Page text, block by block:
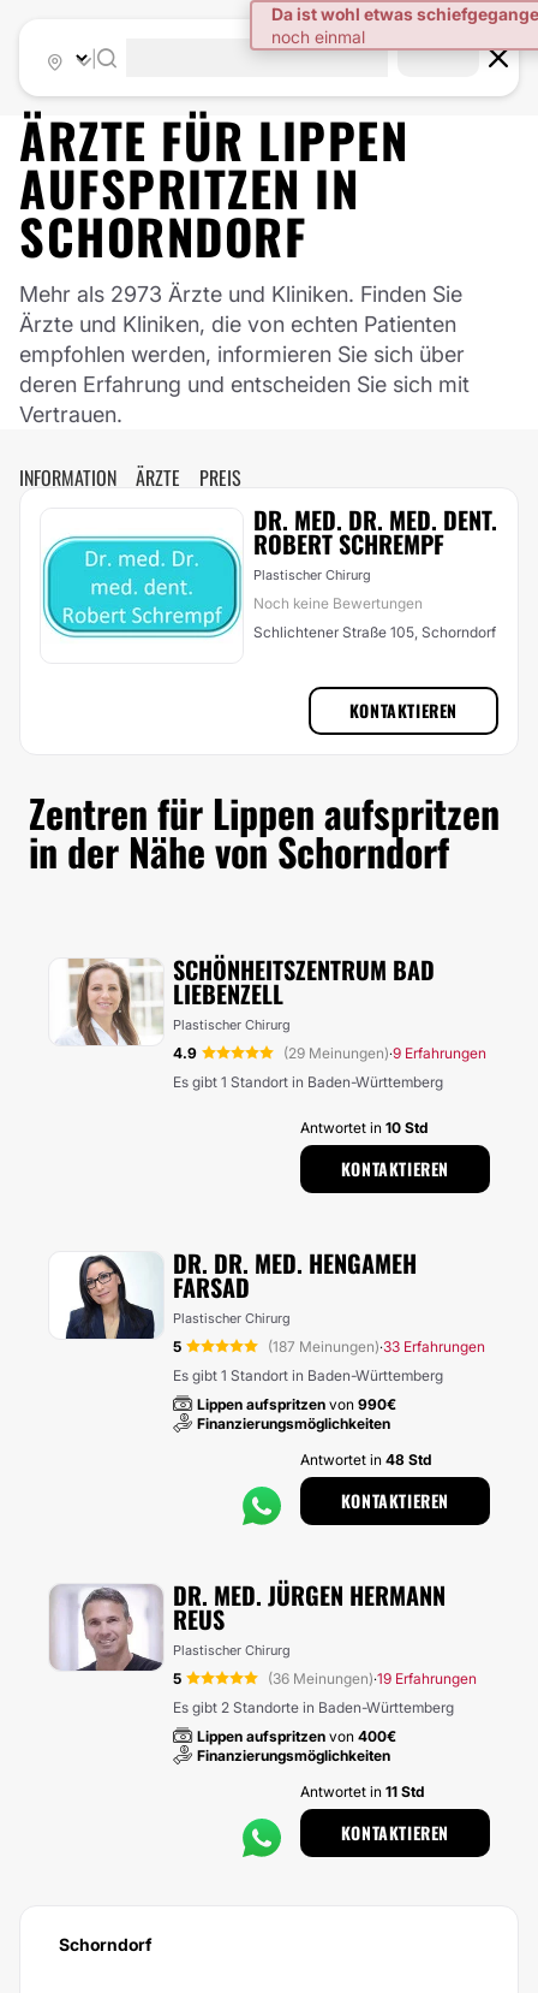
ÄRZTE FÜR LIPPEN
AUFSPRITZEN IN
SCHORNDORF
Mehr als 2973 Ärzte und Kliniken. Finden Sie
Ärzte und Kliniken, die von echten Patienten
empfohlen werden, informieren Sie sich über
deren Erfahrung und entscheiden Sie sich mit
Vertrauen.
INFORMATION ÄRZTE PREIS
DR. MED. DR. MED. DENT.
ROBERT SCHREMPF
Plastischer Chirurg
Noch keine Bewertungen
Schlichtener Straße 105, Schorndorf
KONTAKTIEREN
Zentren für Lippen aufspritzen
in der Nähe von Schorndorf
SCHÖNHEITSZENTRUM BAD
LIEBENZELL
Plastischer Chirurg
4.9 (29 Meinungen)·9 Erfahrungen
Es gibt 1 Standort in Baden-Württemberg
Antwortet in 10 Std
KONTAKTIEREN
DR. DR. MED. HENGAMEH
FARSAD
Plastischer Chirurg
5 (187 Meinungen)·33 Erfahrungen
Es gibt 1 Standort in Baden-Württemberg
Lippen aufspritzen von 990€
Finanzierungsmöglichkeiten
Antwortet in 48 Std
KONTAKTIEREN
DR. MED. JÜRGEN HERMANN
REUS
Plastischer Chirurg
5 (36 Meinungen)·19 Erfahrungen
Es gibt 2 Standorte in Baden-Württemberg
Lippen aufspritzen von 400€
Finanzierungsmöglichkeiten
Antwortet in 11 Std
KONTAKTIEREN
Schorndorf